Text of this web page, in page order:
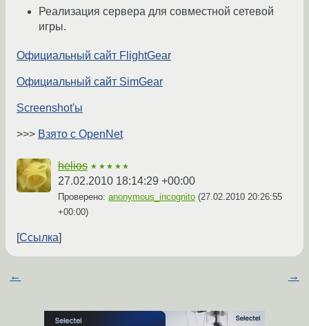
Реализация сервера для совместной сетевой
игры.
Официальный сайт FlightGear
Официальный сайт SimGear
Screenshot'ы
>>> Взято с OpenNet
helios ★★★★★
27.02.2010 18:14:29 +00:00
Проверено: anonymous_incognito (27.02.2010 20:26:55
+00:00)
Ссылка
← →